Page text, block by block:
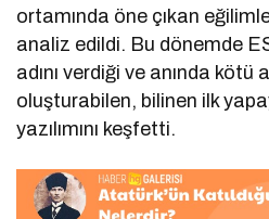
ortamında öne çıkan
analiz edildi. Bu dönemde
adını verdiği ve anında kötü
oluşturabilen, bilinen ilk
yazılımını keşfetti.